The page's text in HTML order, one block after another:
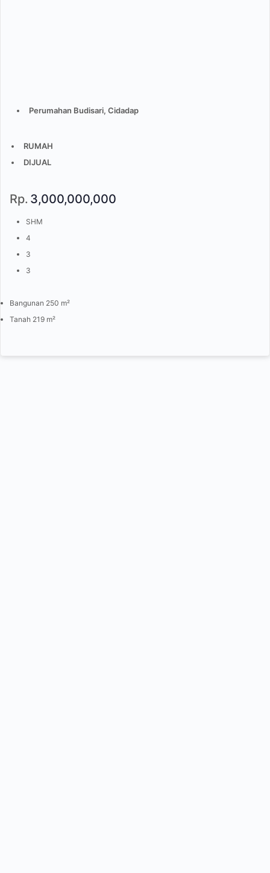
Perumahan Budisari, Cidadap
RUMAH
DIJUAL
Rp. 3,000,000,000
SHM
4
3
3
Bangunan 250 m²
Tanah 219 m²